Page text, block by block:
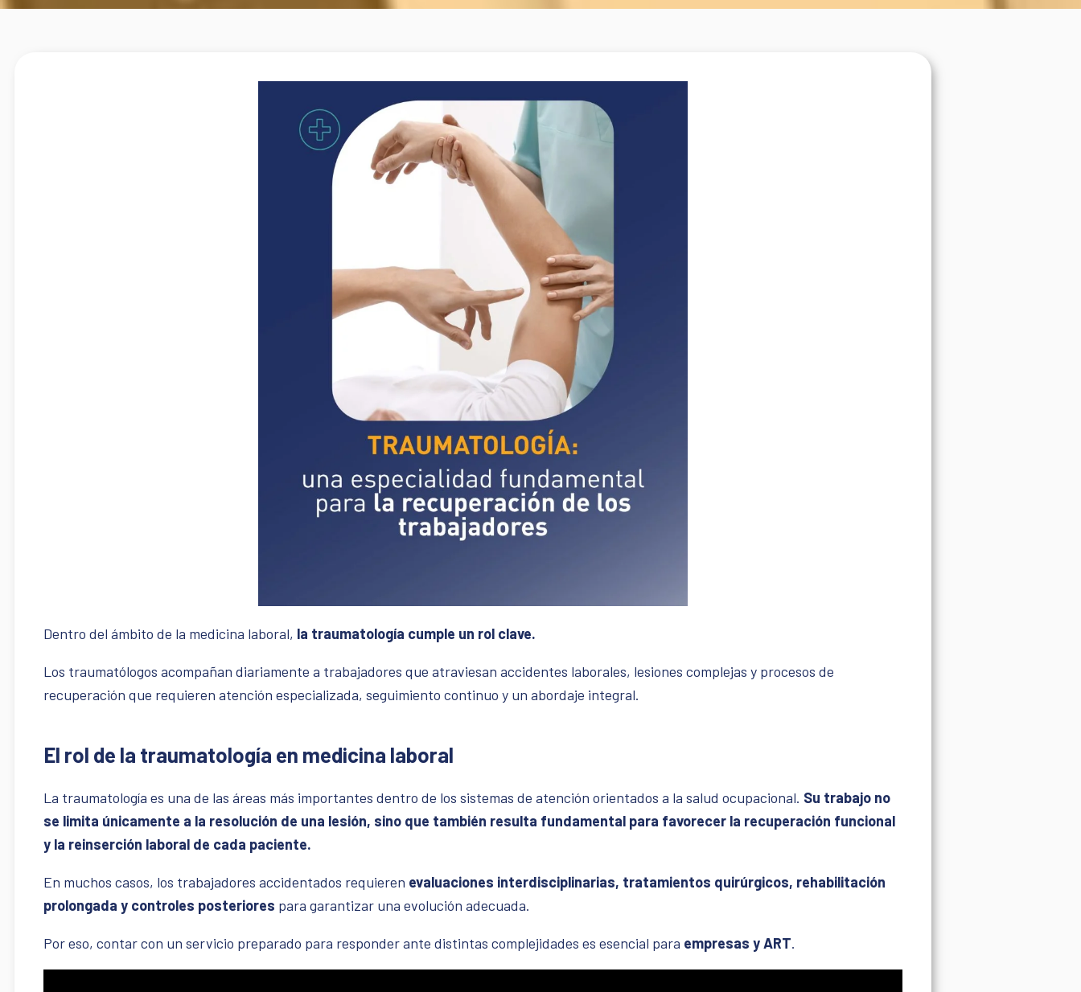
Dentro del ámbito de la medicina laboral, la traumatología cumple un rol clave.
Los traumatólogos acompañan diariamente a trabajadores que atraviesan accidentes laborales, lesiones complejas y procesos de
recuperación que requieren atención especializada, seguimiento continuo y un abordaje integral.
El rol de la traumatología en medicina laboral
La traumatología es una de las áreas más importantes dentro de los sistemas de atención orientados a la salud ocupacional. Su trabajo no
se limita únicamente a la resolución de una lesión, sino que también resulta fundamental para favorecer la recuperación funcional
y la reinserción laboral de cada paciente.
En muchos casos, los trabajadores accidentados requieren evaluaciones interdisciplinarias, tratamientos quirúrgicos, rehabilitación
prolongada y controles posteriores para garantizar una evolución adecuada.
Por eso, contar con un servicio preparado para responder ante distintas complejidades es esencial para empresas y ART.